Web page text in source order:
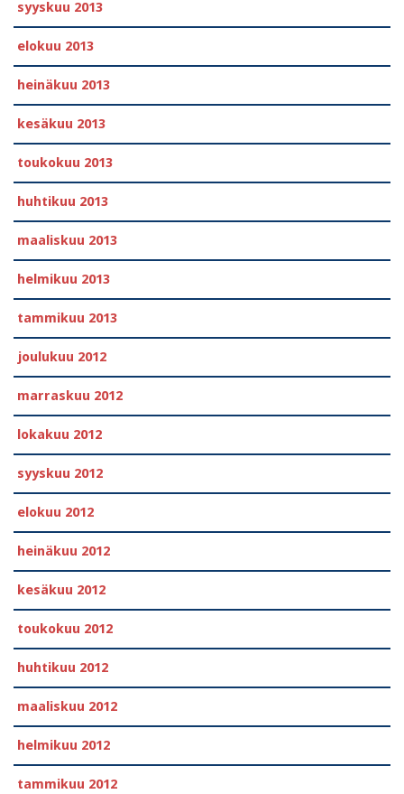
syyskuu 2013
elokuu 2013
heinäkuu 2013
kesäkuu 2013
toukokuu 2013
huhtikuu 2013
maaliskuu 2013
helmikuu 2013
tammikuu 2013
joulukuu 2012
marraskuu 2012
lokakuu 2012
syyskuu 2012
elokuu 2012
heinäkuu 2012
kesäkuu 2012
toukokuu 2012
huhtikuu 2012
maaliskuu 2012
helmikuu 2012
tammikuu 2012